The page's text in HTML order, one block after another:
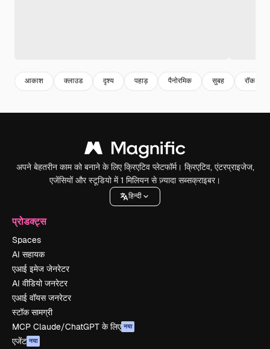
आकाश क्लाउड दृश्य पहाड़ पैनोरमिक सुबह रॉक
अपने बेहतरीन काम को बनाने के लिए क्रिएटिव प्लेटफॉर्म। क्रिएटिव, एंटरप्राइजेज,
एजेंसियों और स्टूडियो में 1 मिलियन से ज़्यादा सब्सक्राइबर।
हिन्दी
प्रोडक्ट्स
Spaces
AI सहायक
एआई इमेज जेनरेटर
AI वीडियो जनरेटर
एआई वॉयस जनरेटर
स्टॉक सामग्री
MCP Claude/ChatGPT के लिए नया
एजेंट नया